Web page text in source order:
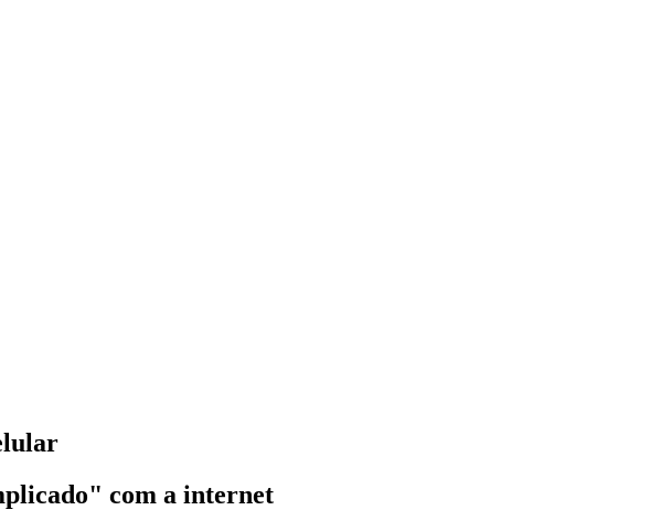
com a internet